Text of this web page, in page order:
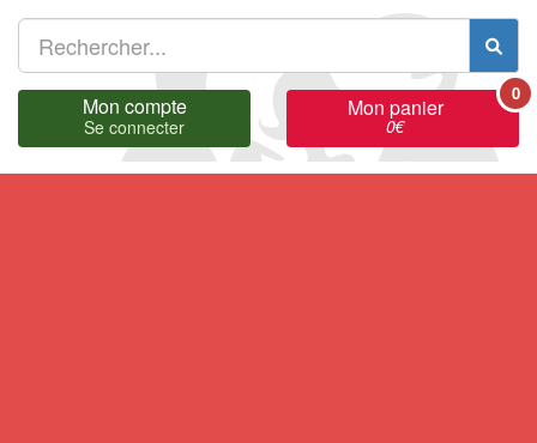
Mon compte
Se connecter
Mon panier
0€
0